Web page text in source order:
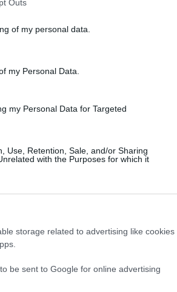
Outs
of my personal data.
my Personal Data.
my Personal Data for Targeted
Use, Retention, Sale, and/or Sharing
with the Purposes for which it
storage related to advertising like cookies
be sent to Google for online advertising
legendás filmek által inspirált